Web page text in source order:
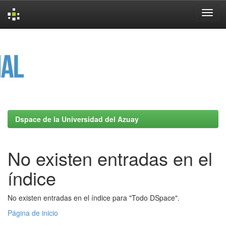
Dspace de la Universidad del Azuay
No existen entradas en el
índice
No existen entradas en el índice para "Todo DSpace".
Página de inicio